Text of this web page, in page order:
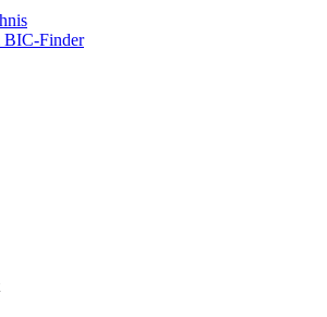
Finder